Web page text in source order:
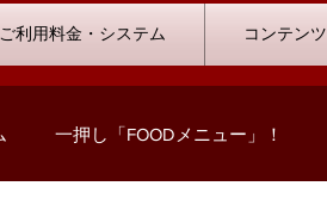
ご利用料金・システム コンテンツ
一押し「FOODメニュー」！